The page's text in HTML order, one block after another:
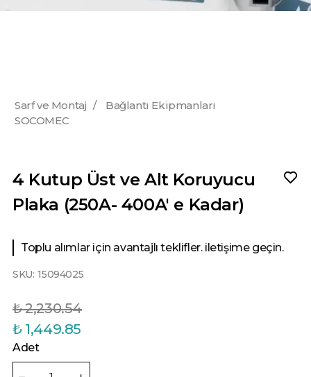
Sarf ve Montaj /
Bağlantı Ekipmanları
SOCOMEC
4 Kutup Üst ve Alt Koruyucu
Plaka (250A- 400A' e Kadar)
Toplu alımlar için avantajlı teklifler. iletişime geçin.
SKU: 15094025
₺ 2,230.54
₺ 1,449.85
Adet